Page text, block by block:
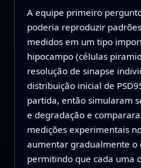
A equipe primeiro
poderia reproduzir
medidos em um tipo
hipocampo (células
resolução de sinapse
distribuição inicial de
partida, então simularam
e degradação e
medições experimentais
aumentar gradualmente
permitindo que cada uma